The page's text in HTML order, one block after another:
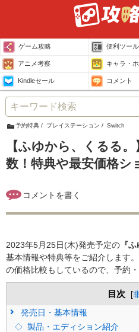
ゲーム攻略 便利ツール
アニメ考察 キャラ・
Kindleセール コメント
予約特典 プレイステーション Switch
【ふゆから、くるる
数！特典や最安価格シ
2023年5月25日(木)発売予定の 『
基本情報や特典等をご紹介します
の価格比較もしているので、予約
目次 [
発売日・基本情報
製品・エディション紹介